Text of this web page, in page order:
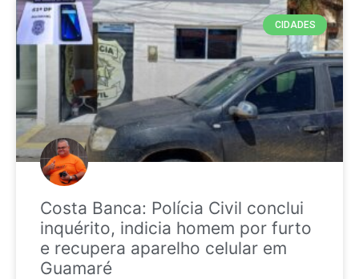
CIDADES
Costa Banca: Polícia Civil conclui
inquérito, indicia homem por furto
e recupera aparelho celular em
Guamaré